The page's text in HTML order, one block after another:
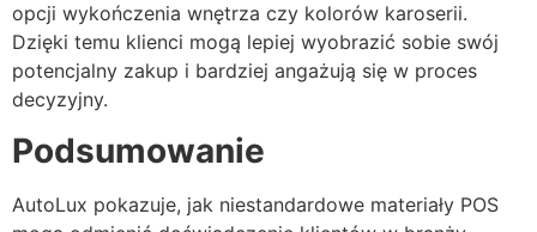
opcji wykończenia wnętrza czy kolorów karoserii.
Dzięki temu klienci mogą lepiej wyobrazić sobie swój
potencjalny zakup i bardziej angażują się w proces
decyzyjny.
Podsumowanie
AutoLux pokazuje, jak niestandardowe materiały POS